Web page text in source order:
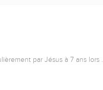
par Jésus à 7 ans lors …